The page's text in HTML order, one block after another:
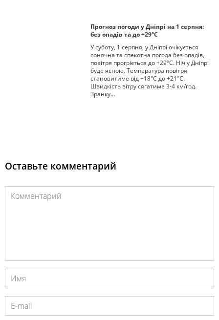
Прогноз погоди у Дніпрі на 1 серпня:
без опадів та до +29°С
У суботу, 1 серпня, у Дніпрі очікується
сонячна та спекотна погода без опадів,
повітря прогріється до +29°С. Ніч у Дніпрі
буде ясною. Температура повітря
становитиме від +18°С до +21°С.
Швидкість вітру сягатиме 3-4 км/год.
Зранку…
Оставьте комментарий